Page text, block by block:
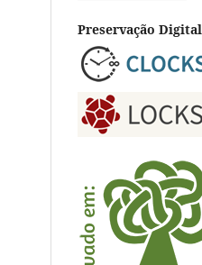
Preservação Digital